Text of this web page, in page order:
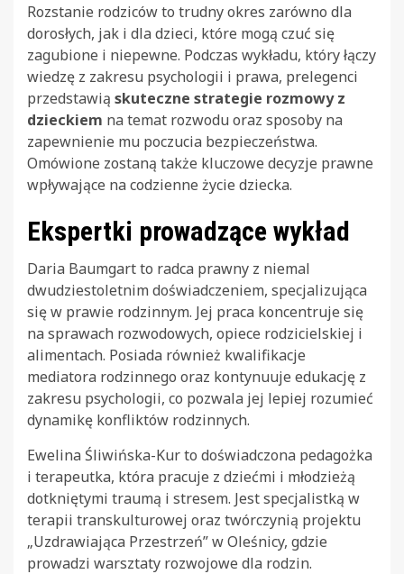
Rozstanie rodziców to trudny okres zarówno dla
dorosłych, jak i dla dzieci, które mogą czuć się
zagubione i niepewne. Podczas wykładu, który łączy
wiedzę z zakresu psychologii i prawa, prelegenci
przedstawią skuteczne strategie rozmowy z
dzieckiem na temat rozwodu oraz sposoby na
zapewnienie mu poczucia bezpieczeństwa.
Omówione zostaną także kluczowe decyzje prawne
wpływające na codzienne życie dziecka.
Ekspertki prowadzące wykład
Daria Baumgart to radca prawny z niemal
dwudziestoletnim doświadczeniem, specjalizująca
się w prawie rodzinnym. Jej praca koncentruje się
na sprawach rozwodowych, opiece rodzicielskiej i
alimentach. Posiada również kwalifikacje
mediatora rodzinnego oraz kontynuuje edukację z
zakresu psychologii, co pozwala jej lepiej rozumieć
dynamikę konfliktów rodzinnych.
Ewelina Śliwińska-Kur to doświadczona pedagożka
i terapeutka, która pracuje z dziećmi i młodzieżą
dotkniętymi traumą i stresem. Jest specjalistką w
terapii transkulturowej oraz twórczynią projektu
„Uzdrawiająca Przestrzeń” w Oleśnicy, gdzie
prowadzi warsztaty rozwojowe dla rodzin.